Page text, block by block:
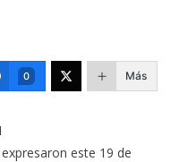
0 Más
este 19 de